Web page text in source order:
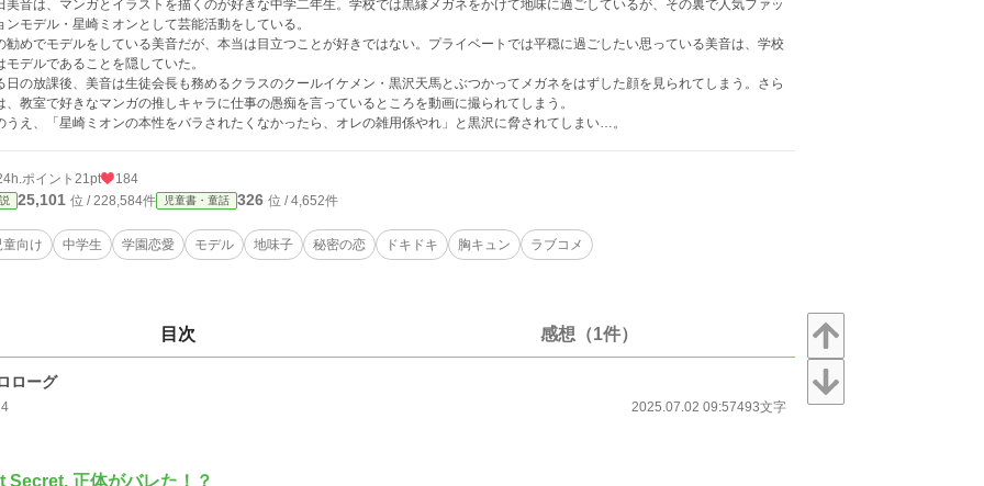
美音は、マンガとイラストを描くのが好きな中学二年生。学校では黒縁メガネをかけて地味に過ごしているが、その裏で人気ファッ
ンモデル・星崎ミオンとして芸能活動をしている。
勧めでモデルをしている美音だが、本当は目立つことが好きではない。プライベートでは平穏に過ごしたい思っている美音は、学校
モデルであることを隠していた。
日の放課後、美音は生徒会長も務めるクラスのクールイケメン・黒沢天馬とぶつかってメガネをはずした顔を見られてしまう。さら
、教室で好きなマンガの推しキャラに仕事の愚痴を言っているところを動画に撮られてしまう。
うえ、「星崎ミオンの本性をバラされたくなかったら、オレの雑用係やれ」と黒沢に脅されてしまい…。
ポイント 21pt 184
25,101 位 / 228,584件 児童書・童話 326 位 / 4,652件
童向け 中学生 学園恋愛 モデル 地味子 秘密の恋 ドキドキ 胸キュン ラブコメ
目次 感想（1件）
ローグ
2025.07.02 09:57493文字
Secret. 正体がバレた！？